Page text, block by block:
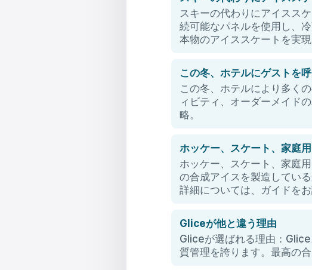
スキーの代わりにアイスス
続可能なパネルを使用し、
本物のアイススケートを実現
この冬、ホテルにゲストを
この冬、ホテルにより多く
ィビティ、オーダーメイド
略。
ホッケー、スケート、家庭
ホッケー、スケート、家庭
の合成アイスを製造してい
詳細については、ガイドをお
Gliceが他と違う理由
Gliceが選ばれる理由：
質管理を誇ります。最高の